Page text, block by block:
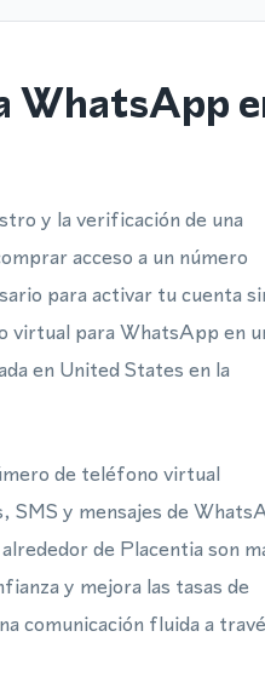
WhatsApp
y la verificación de una
acceso a un número
para activar tu cuenta
virtual para WhatsApp en
en United States en la
de teléfono virtual
SMS y mensajes de
de Placentia son
y mejora las tasas de
comunicación fluida a